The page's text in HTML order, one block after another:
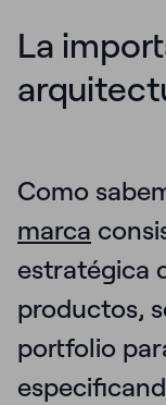
La
Como
marca
estratégica
productos,
portfolio